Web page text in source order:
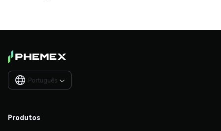
Português 
Produtos